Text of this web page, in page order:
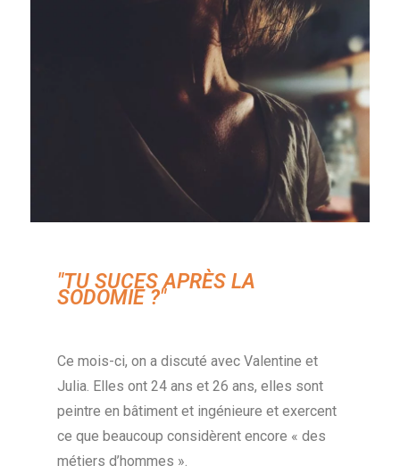
"TU SUCES APRÈS LA
SODOMIE ?"
Ce mois-ci, on a discuté avec Valentine et
Julia. Elles ont 24 ans et 26 ans, elles sont
peintre en bâtiment et ingénieure et exercent
ce que beaucoup considèrent encore « des
métiers d’hommes ».